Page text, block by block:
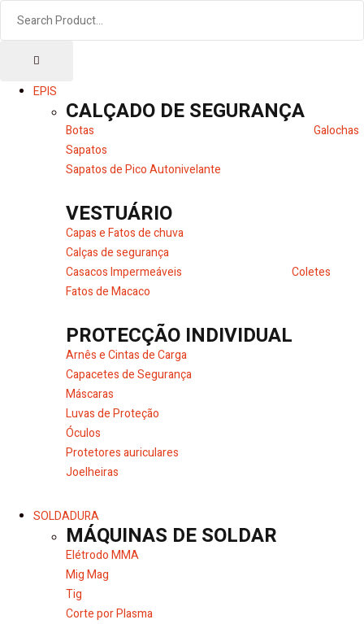
EPIS
CALÇADO DE SEGURANÇA
Botas
Galochas
Sapatos
Sapatos de Pico Autonivelante
VESTUÁRIO
Capas e Fatos de chuva
Calças de segurança
Casacos Impermeáveis
Coletes
Fatos de Macaco
PROTECÇÃO INDIVIDUAL
Arnês e Cintas de Carga
Capacetes de Segurança
Máscaras
Luvas de Proteção
Óculos
Protetores auriculares
Joelheiras
SOLDADURA
MÁQUINAS DE SOLDAR
Elétrodo MMA
Mig Mag
Tig
Corte por Plasma